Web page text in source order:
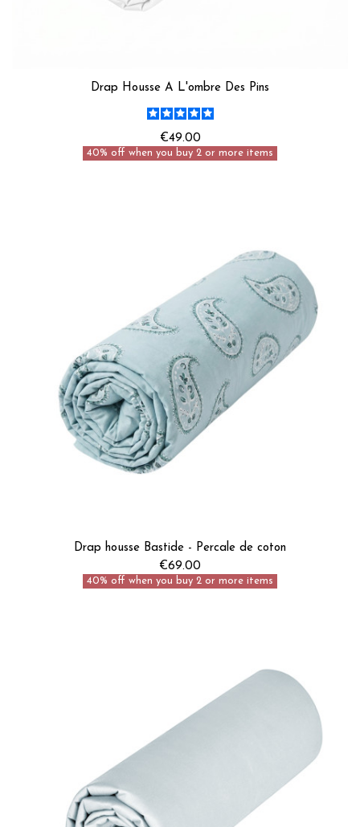
Drap Housse A L'ombre Des Pins
€49.00
40% off when you buy 2 or more items
Drap housse Bastide - Percale de coton
€69.00
40% off when you buy 2 or more items